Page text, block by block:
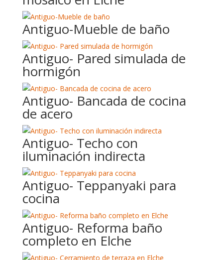
Antiguo-Mueble de baño
Antiguo- Pared simulada de
hormigón
Antiguo- Bancada de cocina
de acero
Antiguo- Techo con
iluminación indirecta
Antiguo- Teppanyaki para
cocina
Antiguo- Reforma baño
completo en Elche